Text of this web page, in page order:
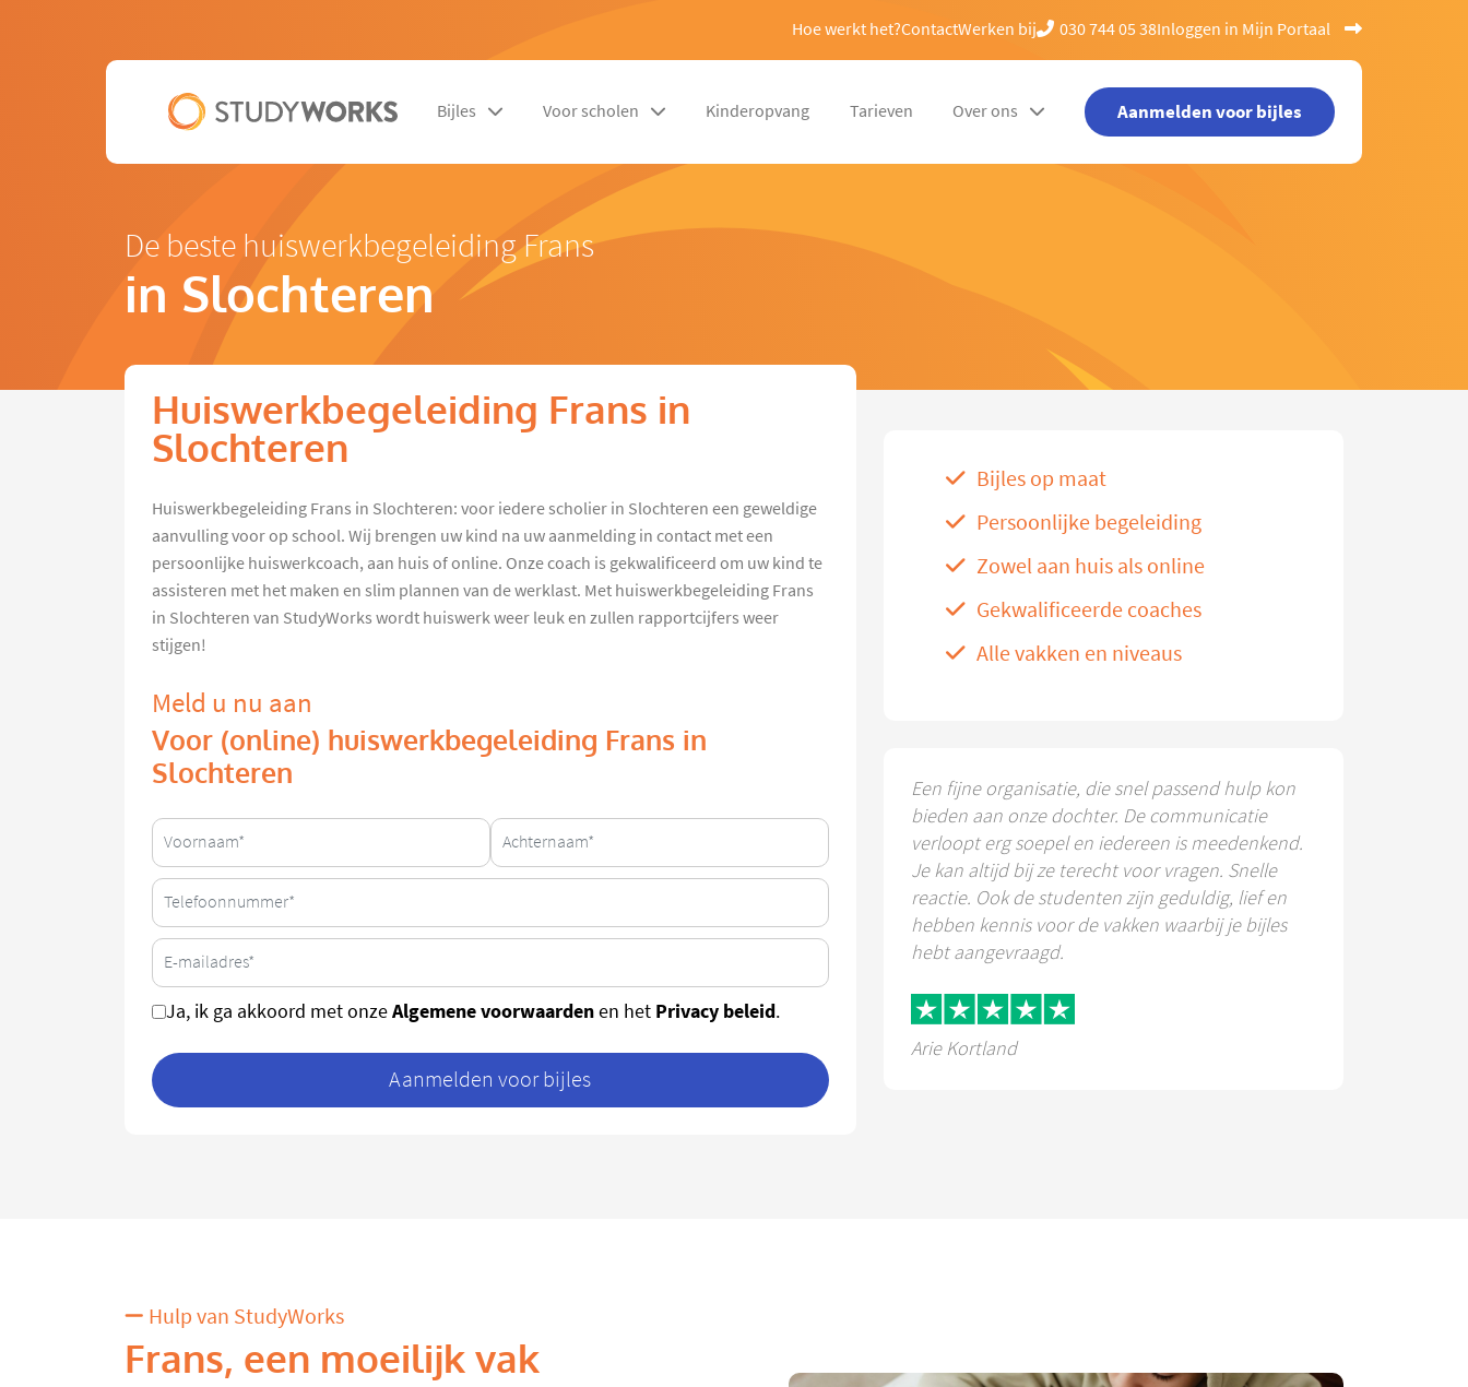
Hoe werkt het?ContactWerken bij 030 744 05 38Inloggen in Mijn Portaal
Bijles Voor scholen Kinderopvang Tarieven Over ons Aanmelden voor bijles
De beste huiswerkbegeleiding Frans
in Slochteren
Huiswerkbegeleiding Frans in
Slochteren
Huiswerkbegeleiding Frans in Slochteren: voor iedere scholier in Slochteren een geweldige
aanvulling voor op school. Wij brengen uw kind na uw aanmelding in contact met een
persoonlijke huiswerkcoach, aan huis of online. Onze coach is gekwalificeerd om uw kind te
assisteren met het maken en slim plannen van de werklast. Met huiswerkbegeleiding Frans
in Slochteren van StudyWorks wordt huiswerk weer leuk en zullen rapportcijfers weer
stijgen!
Meld u nu aan
Voor (online) huiswerkbegeleiding Frans in
Slochteren
Ja, ik ga akkoord met onzeAlgemene voorwaardenen het Privacy beleid.
Aanmelden voor bijles
Bijles op maat
Persoonlijke begeleiding
Zowel aan huis als online
Gekwalificeerde coaches
Alle vakken en niveaus
Een fijne organisatie, die snel passend hulp kon
bieden aan onze dochter. De communicatie
verloopt erg soepel en iedereen is meedenkend.
Je kan altijd bij ze terecht voor vragen. Snelle
reactie. Ook de studenten zijn geduldig, lief en
hebben kennis voor de vakken waarbij je bijles
hebt aangevraagd.
Arie Kortland
Hulp van StudyWorks
Frans, een moeilijk vak